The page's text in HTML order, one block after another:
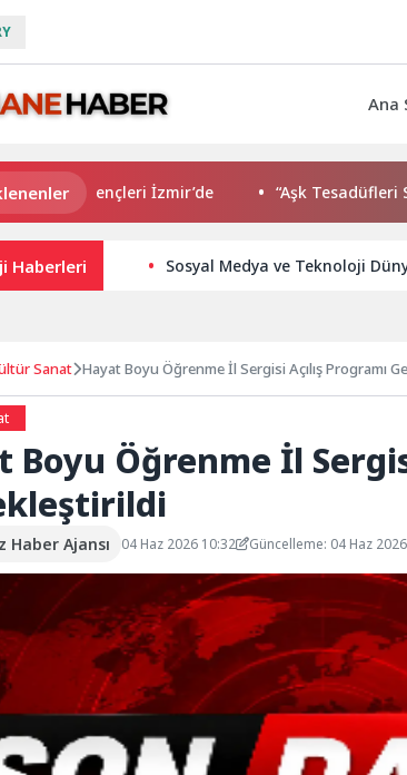
Ana
gençleri İzmir’de “Aşk Tesadüfleri Sever
Haberleri Sosyal Medya ve Teknoloji
Sanat Hayat Boyu Öğrenme İl Sergisi Açılış Programı
Boyu Öğrenme İl
Haber Ajansı 04 Haz 2026 10:32 Güncelleme: 04 Haz 2026